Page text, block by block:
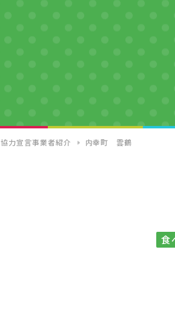
協力宣言事業者紹介 内幸町 雲鶴
食